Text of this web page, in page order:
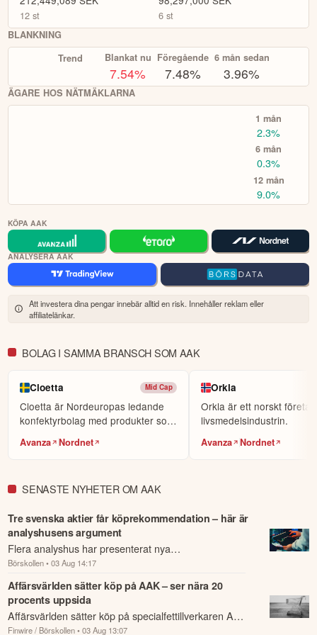
12 st 6 st
BLANKNING
Trend
Blankat nu
7.54%
Föregående
7.48%
6 mån sedan
3.96%
ÄGARE HOS NÄTMÄKLARNA
1 mån
2.3%
6 mån
0.3%
12 mån
9.0%
KÖPA AAK
ANALYSERA AAK
Att investera dina pengar innebär alltid en risk. Innehåller reklam eller
affiliatelänkar.
BOLAG I SAMMA BRANSCH SOM AAK
Cloetta Mid Cap
Cloetta är Nordeuropas ledande
konfektyrbolag med produkter som
Avanza Nordnet
Orkla
Orkla är ett norskt
livsmedelsindustrin.
Avanza Nordnet
SENASTE NYHETER OM AAK
Tre svenska aktier får köprekommendation – här är
analyshusens argument
Flera analyshus har presenterat nya
köprekommendationer för svenska börsbolag.
Börskollen • 03 Aug 14:17
Affärsvärlden sätter köp på AAK – ser nära 20
procents uppsida
Affärsvärlden sätter köp på specialfettillverkaren AAK
Finwire / Börskollen • 03 Aug 13:07